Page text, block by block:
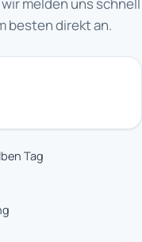
besten direkt an.
Tag